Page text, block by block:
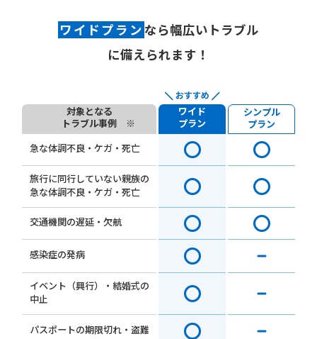
ワイドプラン なら幅広いトラブル
に備えられます！
対象となる
トラブル事例 ※
ワイド
プラン
シンプル
プラン
急な体調不良・ケガ・死亡
旅行に同行していない親族の
急な体調不良・ケガ・死亡
交通機関の遅延・欠航
感染症の発病
イベント（興行）・結婚式の
中止
パスポートの期限切れ・盗難